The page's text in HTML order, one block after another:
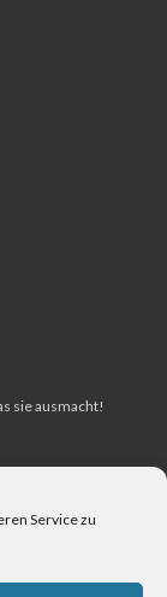
Service zu
sie ausmacht!